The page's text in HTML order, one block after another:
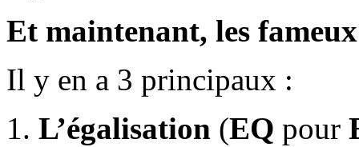
Et maintenant, les
Il y en a 3 principaux :
L’égalisation (EQ pour